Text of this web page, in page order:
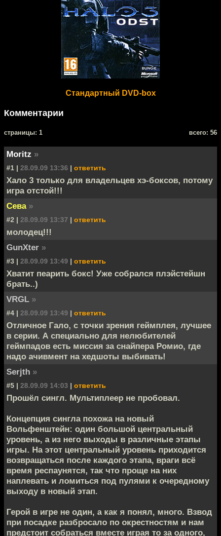
Стандартный DVD-box
Комментарии
cтраницы: 1 всего: 56
Moritz »
#1 | 28.09.09 13:36 | ответить
Хало 3 только для владельцев хэ-боксов, потому
игра отстой!!!
Сева »
#2 | 28.09.09 13:37 | ответить
молодец!!!
GunXter »
#3 | 28.09.09 13:49 | ответить
Хватит пеарить бокс! Уже собрался плэйстейшн
брать..)
VRGL »
#4 | 28.09.09 13:49 | ответить
Отличное Гало, с точки зрения геймплея, лучшее
в серии. А специально для нелюбителей
геймпадов есть миссия за снайпера Ромио, где
надо ачивмент на хедшоты выбивать!
Serjth »
#5 | 28.09.09 14:03 | ответить
Прошёл сингл. Мультиплеер не пробовал.
Концепция сингла похожа на новый
Вольфенштейн: один большой центральный
уровень, а из него выходы в различные этапы
игры. На этот центральный уровень приходится
возвращаться после каждого этапа, враги всё
время респаунятся, так что проще на них
наплевать и ломиться под пулями к очередному
выходу в новый этап.
Герой в игре не один, а как я понял, много. Взвод
при посадке разбросало по окрестностям и нам
предстоит собраться вместе играя то за одного,